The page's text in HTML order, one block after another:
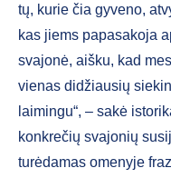
tų, kurie čia gyveno,
kas jiems papasakoja
svajonė, aišku, kad
vienas didžiausių
laimingu“, – sakė
konkrečių svajonių
turėdamas omenyje